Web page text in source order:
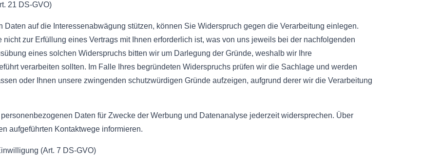
21 DS-GVO)
auf die Interessenabwägung stützen, können Sie Widerspruch gegen die Verarbeitung einlegen.
zur Erfüllung eines Vertrags mit Ihnen erforderlich ist, was von uns jeweils bei der nachfolgenden
eines solchen Widerspruchs bitten wir um Darlegung der Gründe, weshalb wir Ihre
verarbeiten sollten. Im Falle Ihres begründeten Widerspruchs prüfen wir die Sachlage und werden
oder Ihnen unsere zwingenden schutzwürdigen Gründe aufzeigen, aufgrund derer wir die Verarbeitung
Daten für Zwecke der Werbung und Datenanalyse jederzeit widersprechen. Über
aufgeführten Kontaktwege informieren.
(Art. 7 DS-GVO)